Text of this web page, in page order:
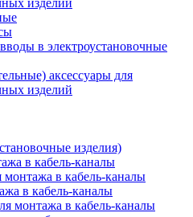
изделий
в электроустановочные
аксессуары для
изделий
изделия)
в кабель-каналы
в кабель-каналы
в кабель-каналы
монтажа в кабель-каналы